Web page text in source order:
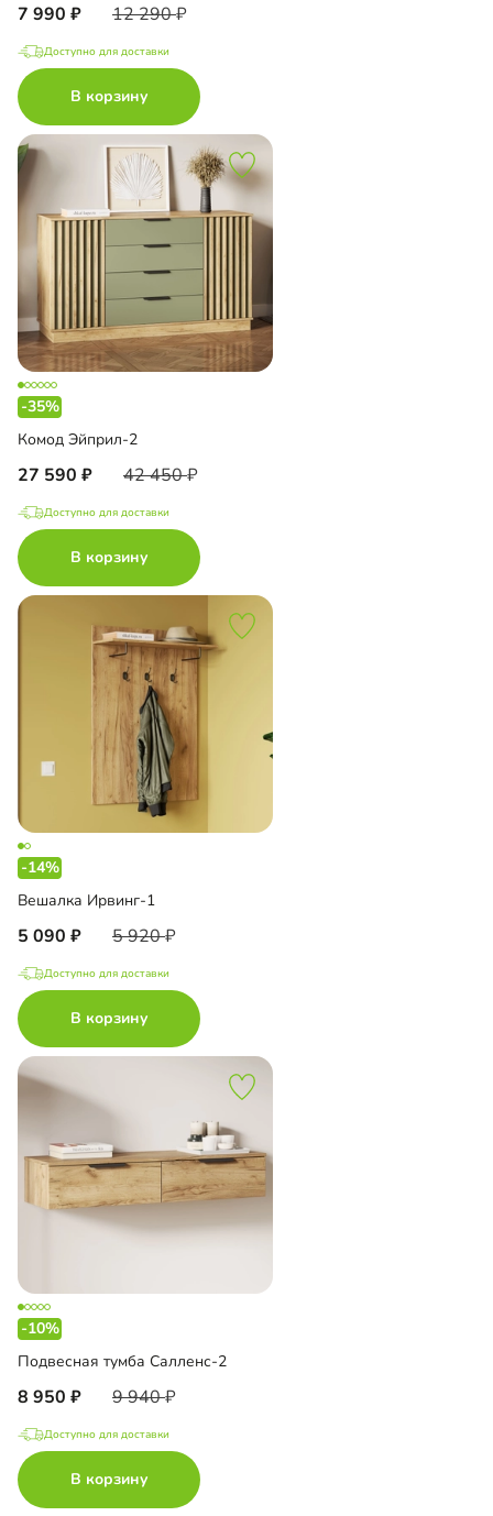
7 990 12 290
Доступно для доставки
В корзину
-35%
Комод Эйприл-2
27 590 42 450
Доступно для доставки
В корзину
-14%
Вешалка Ирвинг-1
5 090 5 920
Доступно для доставки
В корзину
-10%
Подвесная тумба Салленс-2
8 950 9 940
Доступно для доставки
В корзину